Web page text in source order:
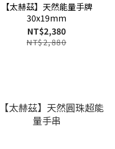
【太赫茲】天然能量手牌
30x19mm
NT$2,380
NT$2,880